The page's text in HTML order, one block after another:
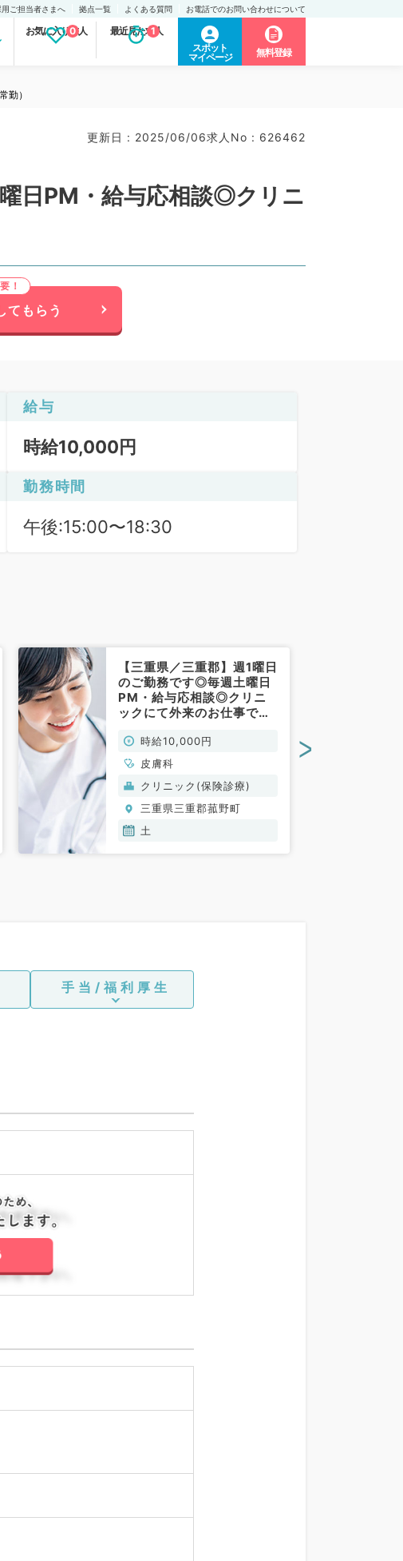
用ご担当者さまへ 拠点一覧 よくある質問 お電話でのお問い合わせについて
お気に入り求人
0 最近見た求人
1
スポット
マイページ
無料登録
勤）
更新日 : 2025/06/06求人No : 626462
日PM・給与応相談◎クリニ
てもらう
給与
時給10,000円
勤務時間
午後:15:00〜18:30
【三重県／三重郡】週1曜日
のご勤務です◎毎週土曜日
PM・給与応相談◎クリニ
ックにて外来のお仕事です
時給10,000円
皮膚科
クリニック(保険診療)
三重県三重郡菰野町
土
>
手当/福利厚生
せ下さい。
せ下さい。